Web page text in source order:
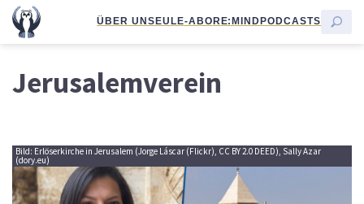
ÜBER UNSEULE-ABORE:MINDPODCASTS
Jerusalemverein
Bild: Erlöserkirche in Jerusalem (Jorge Láscar (Flickr), CC BY 2.0 DEED), Sally Azar
(dory.eu)